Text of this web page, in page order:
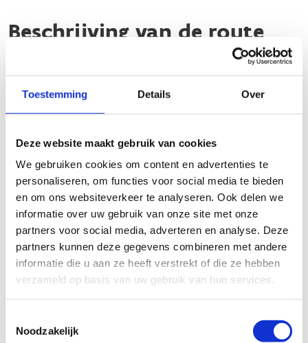
Toestemming Details Over
Deze website maakt gebruik van cookies
We gebruiken cookies om content en advertenties te
personaliseren, om functies voor social media te bieden
en om ons websiteverkeer te analyseren. Ook delen we
informatie over uw gebruik van onze site met onze
partners voor social media, adverteren en analyse. Deze
partners kunnen deze gegevens combineren met andere
informatie die u aan ze heeft verstrekt of die ze hebben
verzameld op basis van uw gebruik van hun services.
Noodzakelijk
Beschrijving van de route
brengt je langs een gevarieerd
Gerhagen starten drie lussen. De groene en de blauwe lus
schotelen de loper een traject van 4,3 kilometer voor, en de
lussen combineren. Op de parking staat een omkleedhut voor
de sporters en in de omgeving is er een trimparcours.
Startplaatsen
Tessenderlo